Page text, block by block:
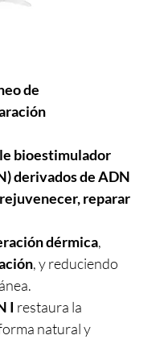
de
bioestimulador
derivados de ADN
rejuvenecer, reparar
dérmica,
, y reduciendo
I restaura la
natural y